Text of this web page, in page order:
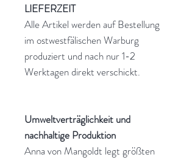
LIEFERZEIT
Alle Artikel werden auf Bestellung
im ostwestfälischen Warburg
produziert und nach nur 1-2
Werktagen direkt verschickt.
Umweltverträglichkeit und
nachhaltige Produktion
Anna von Mangoldt legt größten